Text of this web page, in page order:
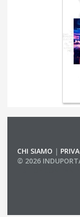
CHI SIAMO |
© 2026